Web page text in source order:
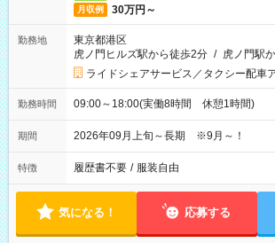
月収例 30万円～
勤務地
東京都港区
虎ノ門ヒルズ駅から徒歩2分 / 虎ノ門駅
ライドシェアサービス／タクシー配車
勤務時間 09:00～18:00(実働8時間 休憩1時間)
期間 2026年09月上旬～長期 ※9月～！
特徴 履歴書不要 / 服装自由
気になる！ 応募する